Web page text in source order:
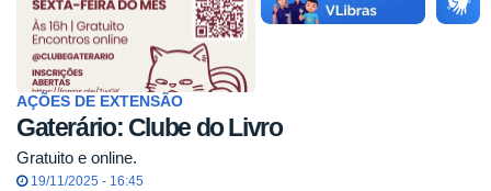
AÇÕES DE EXTENSÃO
Gaterário: Clube do Livro
Gratuito e online.
19/11/2025 - 16:45